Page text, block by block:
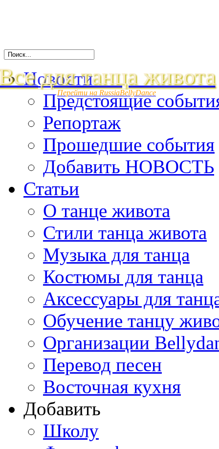
для танца живота
Перейти на RussiaBellyDance
Новости
Предстоящие
Репортаж
Прошедшие события
Добавить НОВОСТЬ
Статьи
О танце живота
Стили танца живота
Музыка для танца
Костюмы для танца
Аксессуары для
Обучение танцу
Организации
Перевод песен
Восточная кухня
Добавить
Школу